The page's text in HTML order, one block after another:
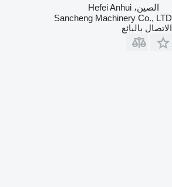
الصين، Hefei Anhui
Sancheng Machinery Co., LTD
الاتصال بالبائع